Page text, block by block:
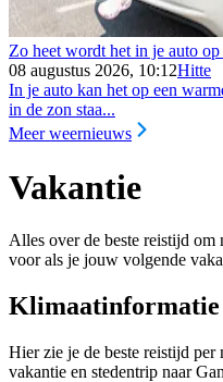
Zo heet wordt het in je auto
08 augustus 2026, 10:12Hitte
In je auto kan het op een
in de zon staa...
Meer weernieuws
Vakantie
Alles over de beste reistijd om
voor als je jouw volgende
Klimaatinformatie
Hier zie je de beste reistijd per
vakantie en stedentrip naar